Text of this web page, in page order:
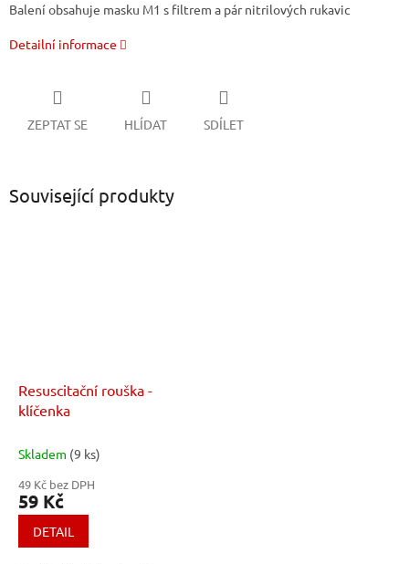
Balení obsahuje masku M1 s filtrem a pár nitrilových rukavic
Detailní informace
ZEPTAT SE HLÍDAT SDÍLET
Související produkty
Resuscitační rouška -
klíčenka
Skladem (9 ks)
49 Kč bez DPH
59 Kč
DETAIL